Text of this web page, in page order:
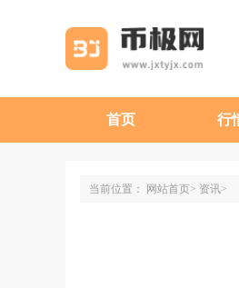
首页 行
当前位置： 网站首页 资讯